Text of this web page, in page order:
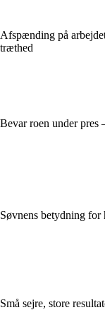
Afspænding på
træthed
Bevar roen under pres
Søvnens betydning for
Små sejre, store